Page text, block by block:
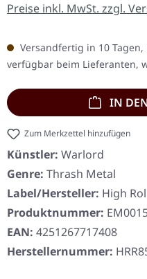
Preise inkl. MwSt. zzgl.
Versandfertig in 10
verfügbar beim Lieferanten,
IN
Zum Merkzettel hinzufügen
Künstler: Warlord
Genre: Thrash Metal
Label/Hersteller: High
Produktnummer:
EAN: 4251267717408
Herstellernummer: